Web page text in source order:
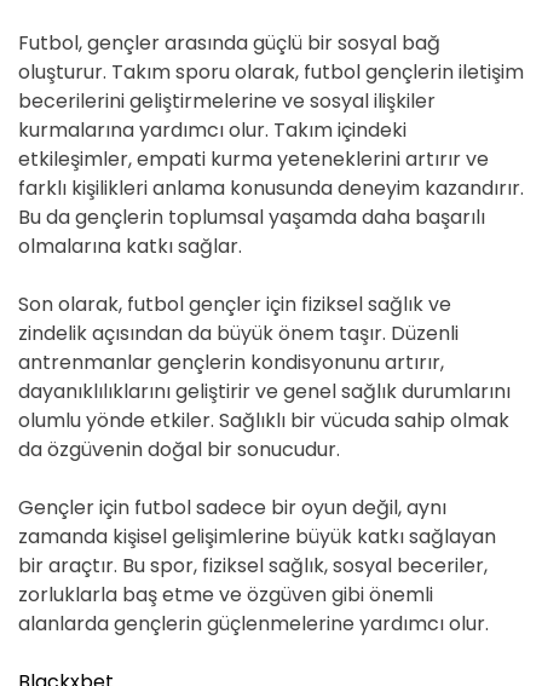
Futbol, gençler arasında güçlü bir sosyal bağ
oluşturur. Takım sporu olarak, futbol gençlerin iletişim
becerilerini geliştirmelerine ve sosyal ilişkiler
kurmalarına yardımcı olur. Takım içindeki
etkileşimler, empati kurma yeteneklerini artırır ve
farklı kişilikleri anlama konusunda deneyim kazandırır.
Bu da gençlerin toplumsal yaşamda daha başarılı
olmalarına katkı sağlar.
Son olarak, futbol gençler için fiziksel sağlık ve
zindelik açısından da büyük önem taşır. Düzenli
antrenmanlar gençlerin kondisyonunu artırır,
dayanıklılıklarını geliştirir ve genel sağlık durumlarını
olumlu yönde etkiler. Sağlıklı bir vücuda sahip olmak
da özgüvenin doğal bir sonucudur.
Gençler için futbol sadece bir oyun değil, aynı
zamanda kişisel gelişimlerine büyük katkı sağlayan
bir araçtır. Bu spor, fiziksel sağlık, sosyal beceriler,
zorluklarla baş etme ve özgüven gibi önemli
alanlarda gençlerin güçlenmelerine yardımcı olur.